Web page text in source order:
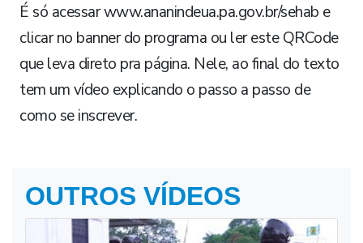
É só acessar www.ananindeua.pa.gov.br/sehab e
clicar no banner do programa ou ler este QRCode
que leva direto pra página. Nele, ao final do texto
tem um vídeo explicando o passo a passo de
como se inscrever.
OUTROS VÍDEOS